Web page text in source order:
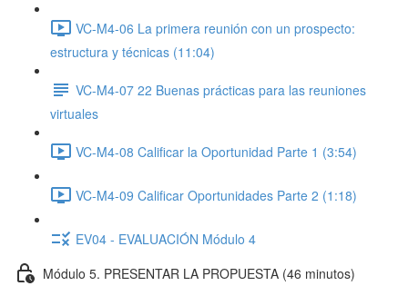
VC-M4-06 La primera reunión con un prospecto:
estructura y técnicas (11:04)
VC-M4-07 22 Buenas prácticas para las reuniones
virtuales
VC-M4-08 Calificar la Oportunidad Parte 1 (3:54)
VC-M4-09 Calificar Oportunidades Parte 2 (1:18)
EV04 - EVALUACIÓN Módulo 4
Módulo 5. PRESENTAR LA PROPUESTA (46 minutos)